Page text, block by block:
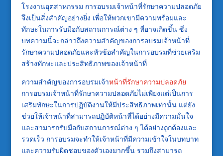
โรงงานอุตสาหกรรม การอบรมเจ้าหน้าที่รักษาความปลอดภัย
จึงเป็นสิ่งสำคัญอย่างยิ่ง เพื่อให้พวกเขามีความพร้อมและ
ทักษะในการรับมือกับสถานการณ์ต่าง ๆ ที่อาจเกิดขึ้น ซึ่ง
บทความนี้จะกล่าวถึงความสำคัญของการอบรมเจ้าหน้าที่
รักษาความปลอดภัยและหัวข้อสำคัญในการอบรมที่ช่วยเสริม
สร้างทักษะและประสิทธิภาพของเจ้าหน้าที่
ความสำคัญของการอบรมเจ้าหน้าที่รักษาความปลอดภัย
การอบรมเจ้าหน้าที่รักษาความปลอดภัยไม่เพียงแต่เป็นการ
เสริมทักษะในการปฏิบัติงานให้มีประสิทธิภาพเท่านั้น แต่ยัง
ช่วยให้เจ้าหน้าที่สามารถปฏิบัติหน้าที่ได้อย่างมีความมั่นใจ
และสามารถรับมือกับสถานการณ์ต่าง ๆ ได้อย่างถูกต้องและ
รวดเร็ว การอบรมจะทำให้เจ้าหน้าที่มีความเข้าใจในบทบาท
และความรับผิดชอบของตัวเองมากขึ้น รวมถึงสามารถ